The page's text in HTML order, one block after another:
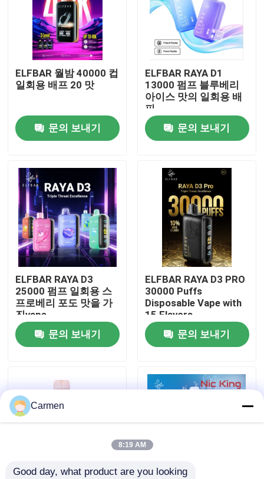
홈
제품 소개
동영상
회사 소개
공장 투어
품질 관리
견적 요청
ELFBAR 휘발유
ELFBAR 월밤 40000 컵
일회용 배프 20 맛
문의 보내기
ELFBAR RAYA D1
13000 펌프 블루베리
아이스 맛의 일회용 배
피
문의 보내기
ELFBAR RAYA D3
25000 펌프 일회용 스
프로베리 포도 맛을 가
진vape
문의 보내기
ELFBAR RAYA D3 PRO
30000 Puffs
Disposable Vape with
15 Flavors
문의 보내기
Carmen
8:19 AM
Good day, what product are you looking